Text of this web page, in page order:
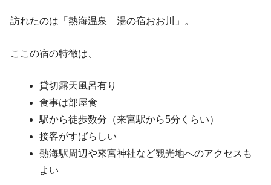
訪れたのは「熱海温泉 湯の宿おお川」。
ここの宿の特徴は、
貸切露天風呂有り
食事は部屋食
駅から徒歩数分（来宮駅から5分くらい）
接客がすばらしい
熱海駅周辺や來宮神社など観光地へのアクセスも
よい